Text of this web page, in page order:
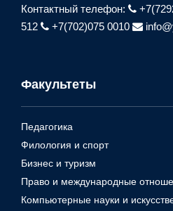
Контактный телефон:
512
+7(702)075 0010
Факультеты
Педагогика
Филология и спорт
Бизнес и туризм
Право и международные
Компьютерные науки и